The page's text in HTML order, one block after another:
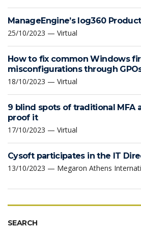
ManageEngine’s log360
25/10/2023 — Virtual
How to fix common Windows
misconfigurations through
18/10/2023 — Virtual
9 blind spots of traditional MFA
proof it
17/10/2023 — Virtual
Cysoft participates in the IT
13/10/2023 — Megaron Athens
SEARCH